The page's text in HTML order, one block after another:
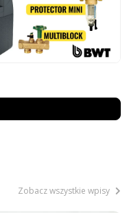
Zobacz wszystkie wpisy